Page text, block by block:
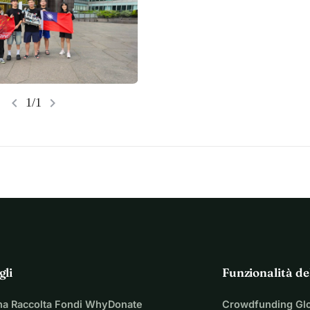
chevron_left 1/1 chevron_right
Raccolta Fondi WhyDonate
Funzionalità
Crowdfunding